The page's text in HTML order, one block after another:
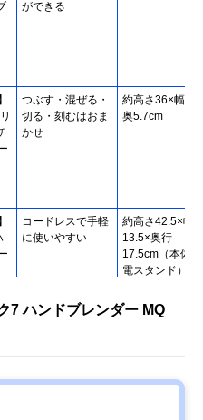
ができる
つぶす・混ぜる・
切る・刻むはおま
かせ
約高さ36×幅
奥5.7cm
コードレスで手軽
に使いやすい
約高さ42.5×幅
13.5×奥行
17.5cm（本体
電スタンド）
7 ハンドブレンダー MQ